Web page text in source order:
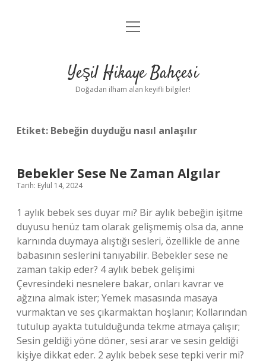
Anasayfa
Yasal Uyarı
menüyü
Yeşil Hikaye Bahçesi
Doğadan ilham alan keyifli bilgiler!
Etiket: Bebeğin duyduğu nasıl anlaşılır
Bebekler Sese Ne Zaman Algılar
Tarih: Eylül 14, 2024
1 aylık bebek ses duyar mı? Bir aylık bebeğin işitme
duyusu henüz tam olarak gelişmemiş olsa da, anne
karnında duymaya alıştığı sesleri, özellikle de anne
babasının seslerini tanıyabilir. Bebekler sese ne
zaman takip eder? 4 aylık bebek gelişimi
Çevresindeki nesnelere bakar, onları kavrar ve
ağzına almak ister; Yemek masasında masaya
vurmaktan ve ses çıkarmaktan hoşlanır; Kollarından
tutulup ayakta tutulduğunda tekme atmaya çalışır;
Sesin geldiği yöne döner, sesi arar ve sesin geldiği
kişiye dikkat eder. 2 aylık bebek sese tepki verir mi?